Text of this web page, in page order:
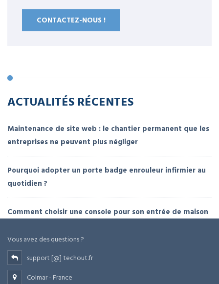
CONTACTEZ-NOUS !
ACTUALITÉS RÉCENTES
Maintenance de site web : le chantier permanent que les
entreprises ne peuvent plus négliger
Pourquoi adopter un porte badge enrouleur infirmier au
quotidien ?
Comment choisir une console pour son entrée de maison
Vous avez des questions ?
support [@] techout.fr
Colmar - France